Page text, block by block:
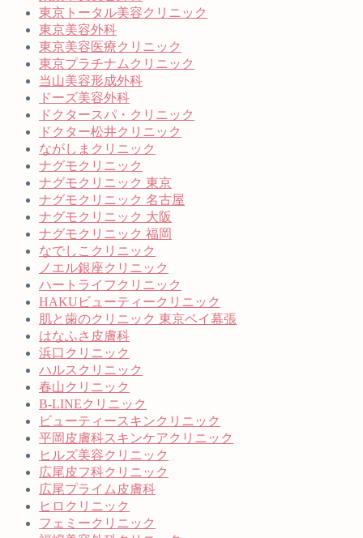
東京トータル美容クリニック
東京美容外科
東京美容医療クリニック
東京プラチナムクリニック
当山美容形成外科
ドーズ美容外科
ドクタースパ・クリニック
ドクター松井クリニック
ながしまクリニック
ナグモクリニック
ナグモクリニック 東京
ナグモクリニック 名古屋
ナグモクリニック 大阪
ナグモクリニック 福岡
なでしこクリニック
ノエル銀座クリニック
ハートライフクリニック
HAKUビューティークリニック
肌と歯のクリニック 東京ベイ幕張
はなふさ皮膚科
浜口クリニック
ハルスクリニック
春山クリニック
B-LINEクリニック
ビューティースキンクリニック
平岡皮膚科スキンケアクリニック
ヒルズ美容クリニック
広尾皮フ科クリニック
広尾プライム皮膚科
ヒロクリニック
フェミークリニック